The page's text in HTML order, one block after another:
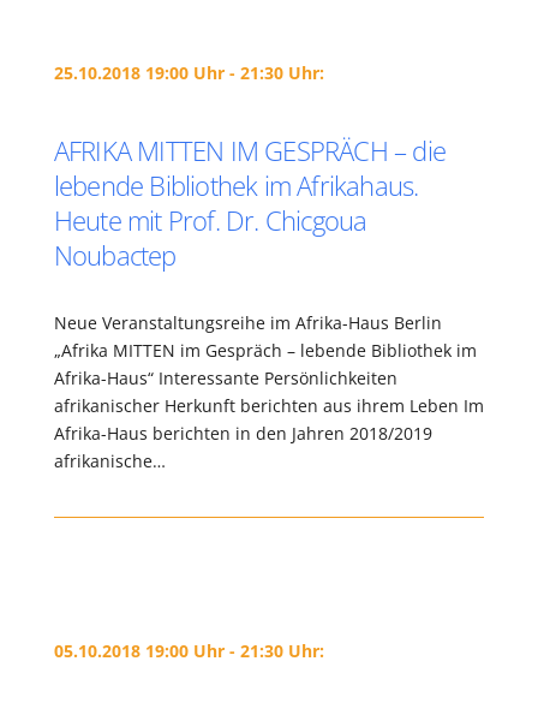
25.10.2018 19:00 Uhr - 21:30 Uhr:
AFRIKA MITTEN IM GESPRÄCH – die
lebende Bibliothek im Afrikahaus.
Heute mit Prof. Dr. Chicgoua
Noubactep
Neue Veranstaltungsreihe im Afrika-Haus Berlin
„Afrika MITTEN im Gespräch – lebende Bibliothek im
Afrika-Haus“ Interessante Persönlichkeiten
afrikanischer Herkunft berichten aus ihrem Leben Im
Afrika-Haus berichten in den Jahren 2018/2019
afrikanische…
05.10.2018 19:00 Uhr - 21:30 Uhr: